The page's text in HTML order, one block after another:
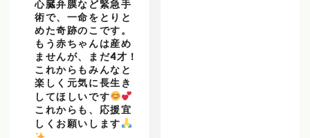
心臓弁膜など緊急手
術で、一命をとりと
めた奇跡のこです。
もう赤ちゃんは産め
ませんが、まだ4才！
これからもみんなと
楽しく元気に長生き
してほしいです
これからも、応援宜
しくお願いします